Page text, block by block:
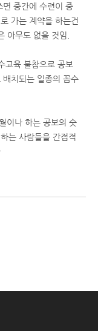
중간에 수련이 중
가는 계약을 하는건
아무도 없을 것임.
교육 불참으로 공보
치되는 일종의 꼼수
이나 하는 공보의 숫
는 사람들을 간접적